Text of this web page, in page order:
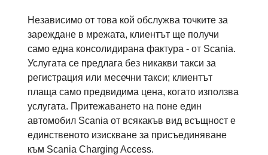
Независимо от това кой обслужва точките за
зареждане в мрежата, клиентът ще получи
само една консолидирана фактура - от Scania.
Услугата се предлага без никакви такси за
регистрация или месечни такси; клиентът
плаща само предвидима цена, когато използва
услугата. Притежаването на поне един
автомобил Scania от всякакъв вид всъщност е
единственото изискване за присъединяване
към Scania Charging Access.